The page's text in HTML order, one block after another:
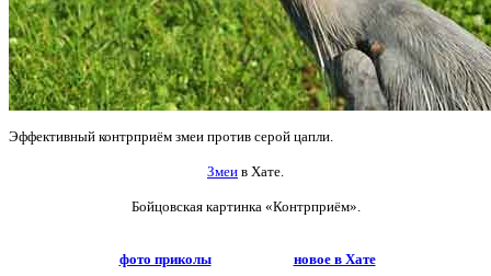
Эффективный контрприём змеи против серой цапли.
Змеи в Хате.
Бойцовская картинка «Контрприём».
фото приколы новое в Хате